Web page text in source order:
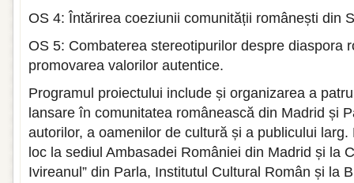
OS 4: Întărirea coeziunii comunității românești din
OS 5: Combaterea stereotipurilor despre diaspora
promovarea valorilor autentice.
Programul proiectului include și organizarea a
lansare în comunitatea românească din Madrid și
autorilor, a oamenilor de cultură și a publicului
loc la sediul Ambasadei României din Madrid și la
Ivireanul” din Parla, Institutul Cultural Român și la